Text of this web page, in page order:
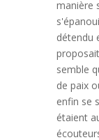
manière
détendu
semble
de paix
enfin se
étaient